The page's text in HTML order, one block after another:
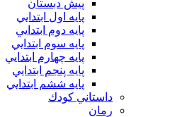
پیش دبستان
پايه اول ابتدايي
پايه دوم ابتدايي
پايه سوم ابتدايي
پايه چهارم ابتدايي
پايه پنجم ابتدايي
پايه ششم ابتدايي
داستاني كودك
رمان